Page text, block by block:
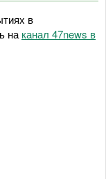
в
на канал 47news в